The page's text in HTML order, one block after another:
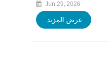
Jun 29, 2026
عرض المزيد